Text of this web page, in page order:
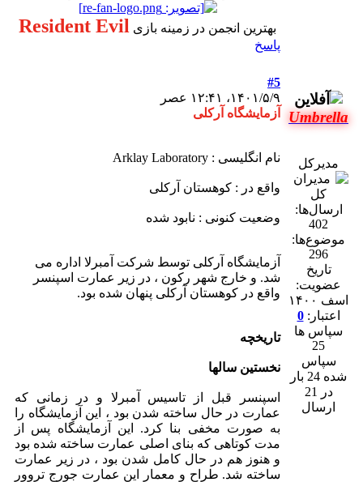
بهترین انجمن در زمینه بازی Resident Evil
پاسخ
Umbrella
مدیرکل
ارسال‌ها:
402
موضوع‌ها:
296
تاریخ
عضویت:
اسف ۱۴۰۰
اعتبار:0
سپاس ها
25
سپاس
شده 24 بار
در 21
ارسال
#5
۱۴۰۱/۵/۹، ۱۲:۴۱ عصر
آزمایشگاه آرکلی
نام انگلیسی : Arklay Laboratory
واقع در : کوهستان آرکلی
وضعیت کنونی : نابود شده
آزمایشگاه آرکلی توسط شرکت آمبرلا اداره می
شد. و خارج شهر رکون ، در زیر عمارت اسپنسر
واقع در کوهستان آرکلی پنهان شده بود.
تاریخچه
نخستین سالها
اسپنسر قبل از تاسیس آمبرلا و در زمانی که
عمارت در حال ساخته شدن بود ، این آزمایشگاه را
به صورت مخفی بنا کرد. این آزمایشگاه پس از
مدت کوتاهی که بنای اصلی عمارت ساخته شده بود
و هنوز هم در حال کامل شدن بود ، در زیر عمارت
ساخته شد. طراح و معمار این عمارت جورج تروور